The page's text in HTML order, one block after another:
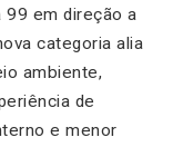
99 em direção a
categoria alia
ambiente,
de
e menor